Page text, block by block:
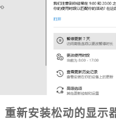
重新安装松动的显示